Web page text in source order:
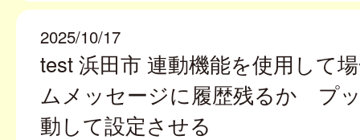
2025/10/17
test 浜田市 連動機能を使用して
ムメッセージに履歴残るか プ
動して設定させる